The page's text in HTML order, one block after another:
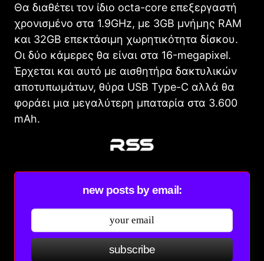
Θα διαθέτει τον ίδιο octa-core επεξεργαστή
χρονισμένο στα 1.9GHz, με 3GB μνήμης RAM
και 32GB επεκτάσιμη χωρητικότητα δίσκου.
Οι δύο κάμερες θα είναι στα 16-megapixel.
Έρχεται και αυτό με αισθητήρα δακτυλικών
αποτυπωμάτων, θύρα USB Type-C αλλά θα
φοράει μια μεγαλύτερη μπαταρία στα 3.600
mAh.
new posts by email:
subscribe